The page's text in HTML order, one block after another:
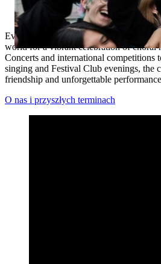
Every spring, Cork welcomes choirs and
world for a vibrant celebration of choral
Concerts and international competitions
singing and Festival Club evenings, the
friendship and unforgettable
O nas i przyszłych terminach